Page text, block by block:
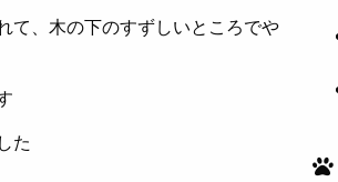
、木の下のすずしいところでや
た